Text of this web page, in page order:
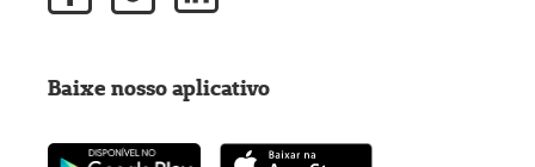
Baixe nosso aplicativo